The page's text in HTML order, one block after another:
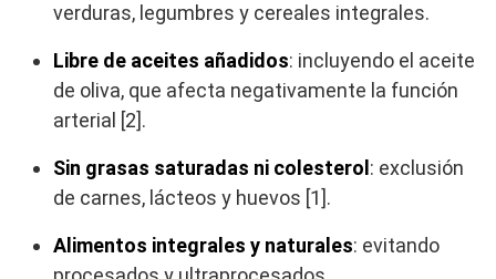
verduras, legumbres y cereales integrales.
Libre de aceites añadidos: incluyendo el aceite
de oliva, que afecta negativamente la función
arterial [2].
Sin grasas saturadas ni colesterol : exclusión
de carnes, lácteos y huevos [1].
Alimentos integrales y naturales: evitando